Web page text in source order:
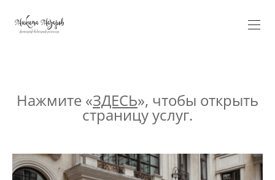
Verification: 5584fa100ee17ae9
Нажмите «ЗДЕСЬ», чтобы открыть
страницу услуг.